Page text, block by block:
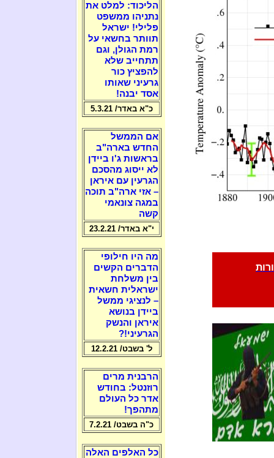
הליכוד: למלט את
נתניהו ממשפט
פלילי! ישראל
תוותר בחשאי על
רמת הגולן, וגם
תתחייב שלא
להפציץ כור
גרעיני שאותו
אסד יבנה!
כ"א באדר/ 5.3.21
אם הממשל
החדש בארה"ב
בראשות ג'ו ביידן
לא ייסוג מהסכם
הגרעין עם איראן
– אזי ארה"ב תוכה
במגה צונאמי
קשה
י"א באדר/ 23.2.21
מה היו חילופי
הדברים הקשים
בין משלחת
ישראלית חשאית
– לנציגי ממשל
ביידן בנושא
איראן והנשק
הגרעיני!?
ל' בשבט/ 12.2.21
הרבנית מרים
רוזנטל: בחודש
אדר כל העולם
מתהפך!
כ"ה בשבט/ 7.2.21
כל האלפים האלה